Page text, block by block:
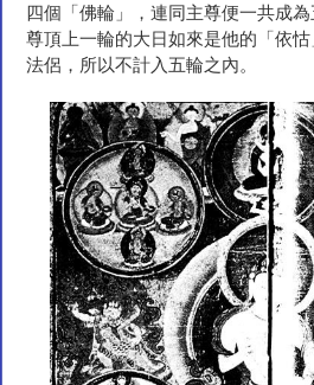
四個「佛輪」，連同主尊便一共成
尊頂上一輪的大日如來是他的「依
法侶，所以不計入五輪之內。